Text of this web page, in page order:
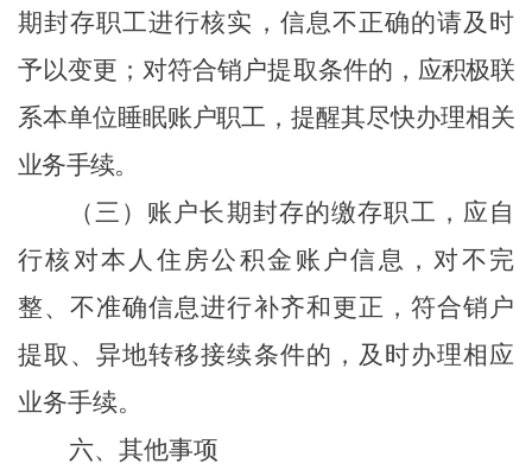
期封存职工进行核实，信息不正确的请及时
予以变更；对符合销户提取条件的， 应积极联
系本单位睡眠账户职工，提醒其尽快办理相关
业务手续。
（三）账户长期封存的缴存职工，应自
行核对本人住房公积金账户信息，对不完
整、不准确信息进行补齐和更正，符合销户
提取、异地转移接续条件的，及时办理相应
业务手续。
六、其他事项